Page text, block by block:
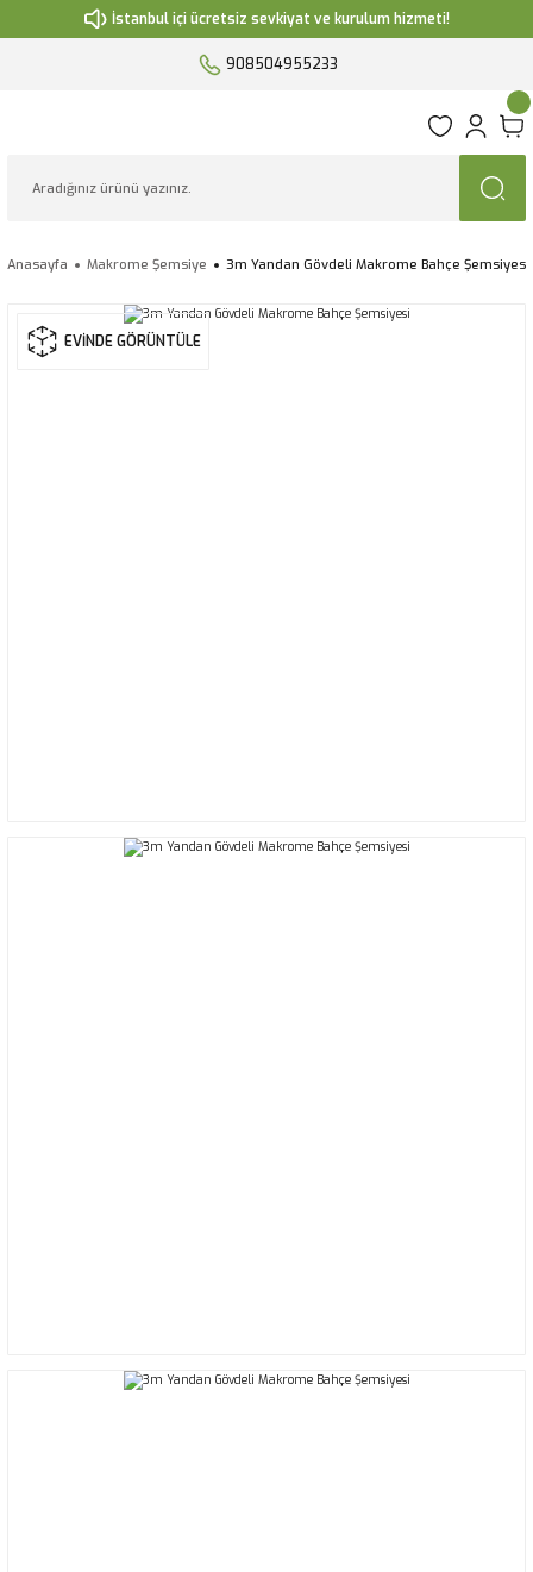
İstanbul içi ücretsiz sevkiyat ve kurulum hizmeti!
908504955233
Anasayfa Makrome Şemsiye 3m Yandan Gövdeli Makrome Bahçe Şemsiyesi
EVİNDE GÖRÜNTÜLE